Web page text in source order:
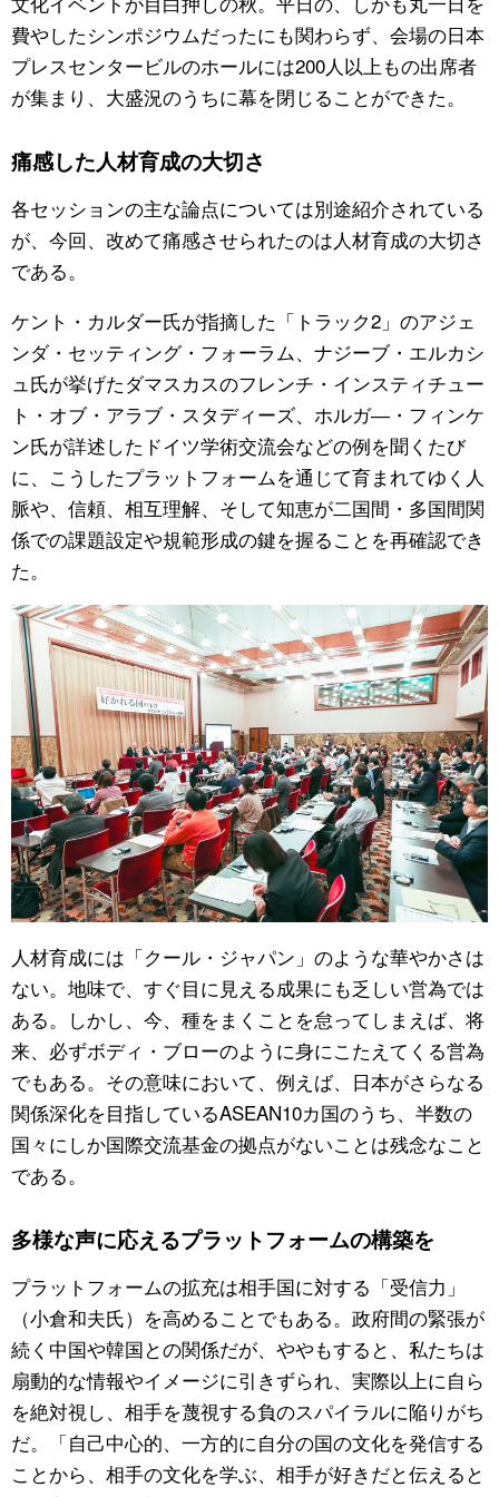
公式SNS
費やしたシンポジウムだったにも関わらず、会場の日本
プレスセンタービルのホールには200人以上もの出席者
が集まり、大盛況のうちに幕を閉じることができた。
痛感した人材育成の大切さ
各セッションの主な論点については別途紹介されている
が、今回、改めて痛感させられたのは人材育成の大切さ
である。
ケント・カルダー氏が指摘した「トラック2」のアジェ
ンダ・セッティング・フォーラム、ナジーブ・エルカシ
ュ氏が挙げたダマスカスのフレンチ・インスティチュー
ト・オブ・アラブ・スタディーズ、ホルガ―・フィンケ
ン氏が詳述したドイツ学術交流会などの例を聞くたび
に、こうしたプラットフォームを通じて育まれてゆく人
脈や、信頼、相互理解、そして知恵が二国間・多国間関
係での課題設定や規範形成の鍵を握ることを再確認でき
た。
人材育成には「クール・ジャパン」のような華やかさは
ない。地味で、すぐ目に見える成果にも乏しい営為では
ある。しかし、今、種をまくことを怠ってしまえば、将
来、必ずボディ・ブローのように身にこたえてくる営為
でもある。その意味において、例えば、日本がさらなる
関係深化を目指しているASEAN10カ国のうち、半数の
国々にしか国際交流基金の拠点がないことは残念なこと
である。
多様な声に応えるプラットフォームの構築を
プラットフォームの拡充は相手国に対する「受信力」
（小倉和夫氏）を高めることでもある。政府間の緊張が
続く中国や韓国との関係だが、ややもすると、私たちは
扇動的な情報やイメージに引きずられ、実際以上に自ら
を絶対視し、相手を蔑視する負のスパイラルに陥りがち
だ。「自己中心的、一方的に自分の国の文化を発信する
ことから、相手の文化を学ぶ、相手が好きだと伝えると